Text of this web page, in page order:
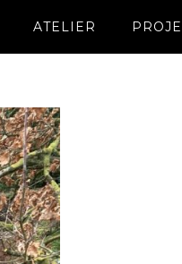
ATELIER